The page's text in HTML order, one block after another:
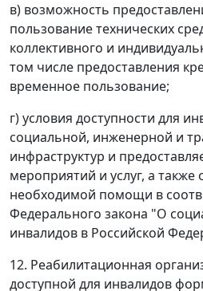
в) возможность
пользование технических
коллективного и
том числе предоставления
временное пользование;
г) условия доступности для
социальной, инженерной и
инфраструктур и
мероприятий и услуг, а
необходимой помощи в
Федерального закона "О
инвалидов в Российской
12. Реабилитационная
доступной для инвалидов